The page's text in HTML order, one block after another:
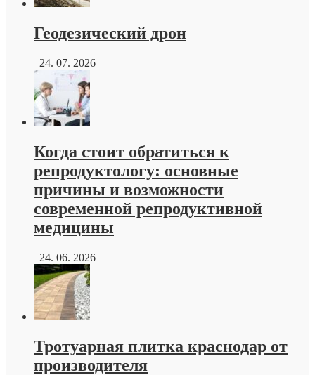
Геодезический дрон
24. 07. 2026
Когда стоит обратиться к
репродуктологу: основные
причины и возможности
современной репродуктивной
медицины
24. 06. 2026
Тротуарная плитка краснодар от
производителя